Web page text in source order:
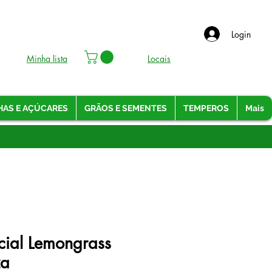
Login
Minha lista Locais
E AÇÚCARES GRÃOS E SEMENTES TEMPEROS Mais
Lemongrass